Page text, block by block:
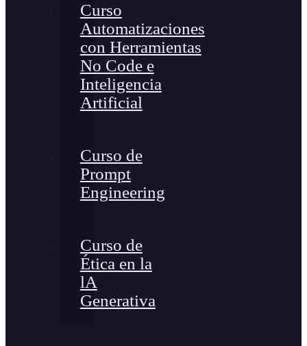
Curso
Automatizaciones
con Herramientas
No Code e
Inteligencia
Artificial
Curso de
Prompt
Engineering
Curso de
Ética en la
lA
Generativa